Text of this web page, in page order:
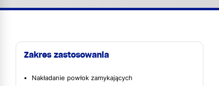
Zakres zastosowania
Nakładanie powłok zamykających